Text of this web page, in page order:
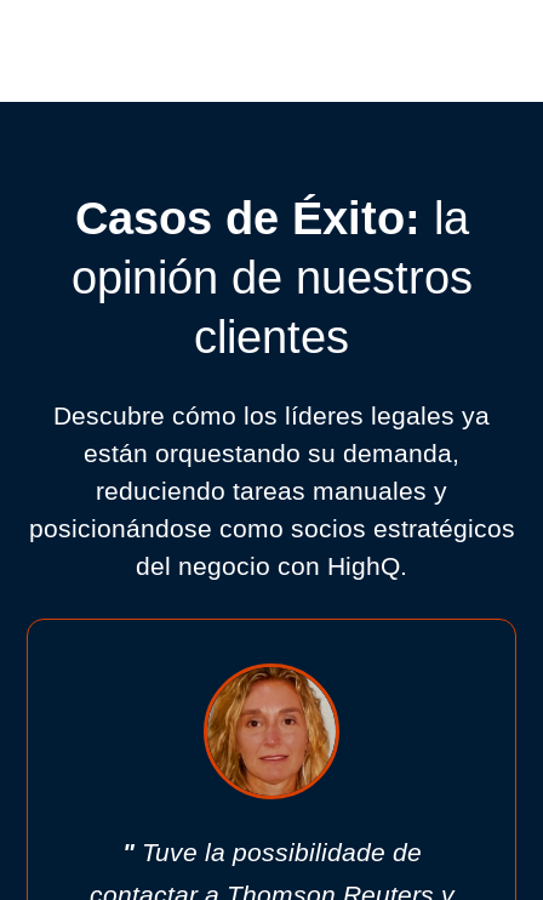
Casos de Éxito: la
opinión de nuestros
clientes
Descubre cómo los líderes legales ya
están orquestando su demanda,
reduciendo tareas manuales y
posicionándose como socios estratégicos
del negocio con HighQ.
"Tuve la possibilidade de
contactar a Thomson Reuters y